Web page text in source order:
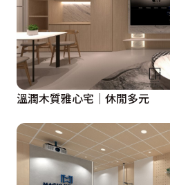
溫潤木質雅心宅│休閒多元